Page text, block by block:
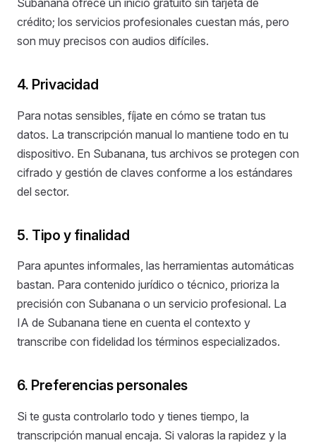
Subanana ofrece un inicio gratuito sin tarjeta de
crédito; los servicios profesionales cuestan más, pero
son muy precisos con audios difíciles.
4. Privacidad
Para notas sensibles, fíjate en cómo se tratan tus
datos. La transcripción manual lo mantiene todo en tu
dispositivo. En Subanana, tus archivos se protegen con
cifrado y gestión de claves conforme a los estándares
del sector.
5. Tipo y finalidad
Para apuntes informales, las herramientas automáticas
bastan. Para contenido jurídico o técnico, prioriza la
precisión con Subanana o un servicio profesional. La
IA de Subanana tiene en cuenta el contexto y
transcribe con fidelidad los términos especializados.
6. Preferencias personales
Si te gusta controlarlo todo y tienes tiempo, la
transcripción manual encaja. Si valoras la rapidez y la